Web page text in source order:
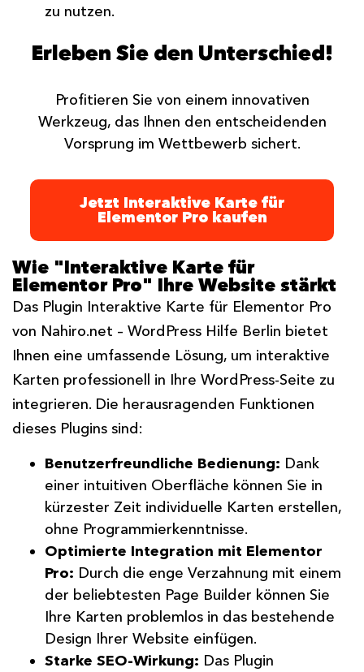
zu nutzen.
Erleben Sie den Unterschied!
Profitieren Sie von einem innovativen
Werkzeug, das Ihnen den entscheidenden
Vorsprung im Wettbewerb sichert.
Jetzt Interaktive Karte für
Elementor Pro kaufen
Wie "Interaktive Karte für
Elementor Pro" Ihre Website stärkt
Das Plugin Interaktive Karte für Elementor Pro
von Nahiro.net – WordPress Hilfe Berlin bietet
Ihnen eine umfassende Lösung, um interaktive
Karten professionell in Ihre WordPress-Seite zu
integrieren. Die herausragenden Funktionen
dieses Plugins sind:
Benutzerfreundliche Bedienung: Dank
einer intuitiven Oberfläche können Sie in
kürzester Zeit individuelle Karten erstellen,
ohne Programmierkenntnisse.
Optimierte Integration mit Elementor
Pro: Durch die enge Verzahnung mit einem
der beliebtesten Page Builder können Sie
Ihre Karten problemlos in das bestehende
Design Ihrer Website einfügen.
Starke SEO-Wirkung: Das Plugin